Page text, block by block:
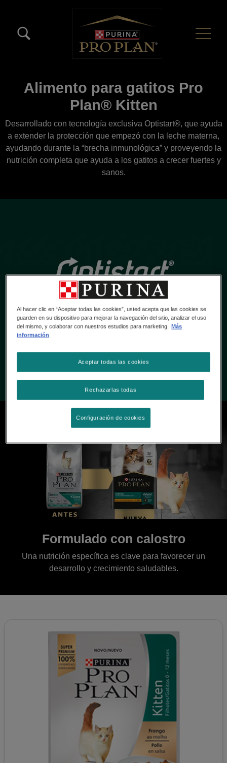
Alimento para gatitos Pro
Plan® Kitten
Desarrollado con tecnología exclusiva Optistart®, que ayuda
a extender la protección que empezó con la leche materna,
ayudando durante la “brecha inmunológica” y proveyendo la
nutrición completa que ayuda a los gatitos a crecer fuertes y
sanos.
Formulado con calostro
Una nutrición específica es clave para favorecer un
desarrollo y crecimiento saludables.
Al hacer clic en “Aceptar todas las cookies”, usted acepta que las cookies se
guarden en su dispositivo para mejorar la navegación del sitio, analizar el uso
del mismo, y colaborar con nuestros estudios para marketing.
Más
información
Rechazarlas todas
Aceptar todas las cookies
Configuración de cookies